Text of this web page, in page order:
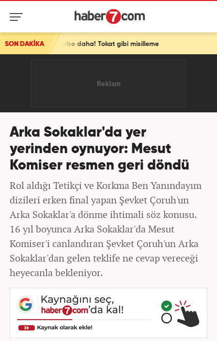
SON DAKİKA
daha! Tokat gibi misilleme
Arka Sokaklar'da yer
yerinden oynuyor: Mesut
Komiser resmen geri döndü
Rol aldığı Tetikçi ve Korkma Ben Yanındayım
dizileri erken final yapan Şevket Çoruh'un
Arka Sokaklar'a dönme ihtimali söz konusu.
16 yıl boyunca Arka Sokaklar'da Mesut
Komiser'i canlandıran Şevket Çoruh'un Arka
Sokaklar'dan gelen teklife ne cevap vereceği
heyecanla bekleniyor.